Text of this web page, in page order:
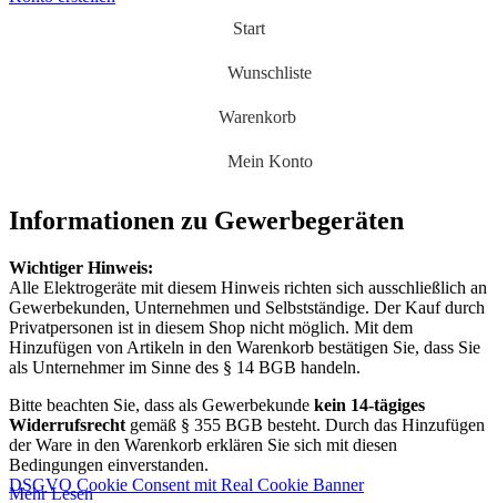
Mehr Lesen
Start
Wunschliste
Warenkorb
Mein Konto
Informationen zu Gewerbegeräten
Wichtiger Hinweis:
Alle Elektrogeräte mit diesem Hinweis richten sich ausschließlich an
Gewerbekunden, Unternehmen und Selbstständige. Der Kauf durch
Privatpersonen ist in diesem Shop nicht möglich. Mit dem
Hinzufügen von Artikeln in den Warenkorb bestätigen Sie, dass Sie
als Unternehmer im Sinne des § 14 BGB handeln.
Bitte beachten Sie, dass als Gewerbekunde kein 14-tägiges
Widerrufsrecht gemäß § 355 BGB besteht. Durch das Hinzufügen
der Ware in den Warenkorb erklären Sie sich mit diesen
Bedingungen einverstanden.
DSGVO Cookie Consent mit Real Cookie Banner